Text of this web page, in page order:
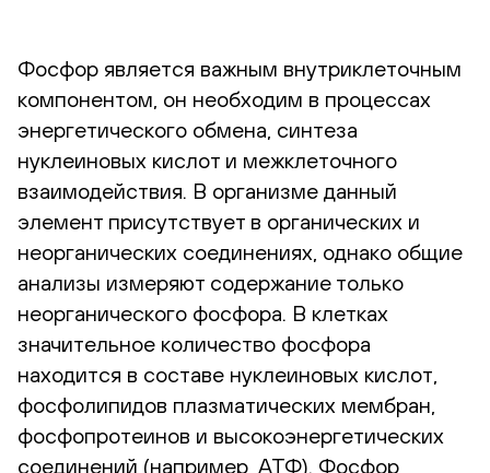
Фосфор является важным внутриклеточным
компонентом, он необходим в процессах
энергетического обмена, синтеза
нуклеиновых кислот и межклеточного
взаимодействия. В организме данный
элемент присутствует в органических и
неорганических соединениях, однако общие
анализы измеряют содержание только
неорганического фосфора. В клетках
значительное количество фосфора
находится в составе нуклеиновых кислот,
фосфолипидов плазматических мембран,
фосфопротеинов и высокоэнергетических
соединений (например, АТФ). Фосфор